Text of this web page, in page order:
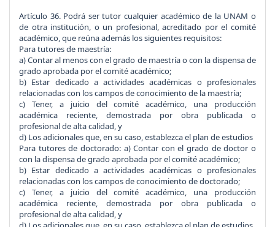
Artículo 36. Podrá ser tutor cualquier académico de la UNAM o
de otra institución, o un profesional, acreditado por el comité
académico, que reúna además los siguientes requisitos:
Para tutores de maestría:
a) Contar al menos con el grado de maestría o con la dispensa de
grado aprobada por el comité académico;
b) Estar dedicado a actividades académicas o profesionales
relacionadas con los campos de conocimiento de la maestría;
c) Tener, a juicio del comité académico, una producción
académica reciente, demostrada por obra publicada o
profesional de alta calidad, y
d) Los adicionales que, en su caso, establezca el plan de estudios
Para tutores de doctorado: a) Contar con el grado de doctor o
con la dispensa de grado aprobada por el comité académico;
b) Estar dedicado a actividades académicas o profesionales
relacionadas con los campos de conocimiento de doctorado;
c) Tener, a juicio del comité académico, una producción
académica reciente, demostrada por obra publicada o
profesional de alta calidad, y